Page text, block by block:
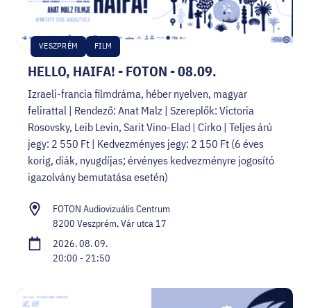
HELLO, HAIFA! - FOTON - 08.09.
VESZPRÉM FILM
Izraeli-francia filmdráma, héber nyelven, magyar
felirattal | Rendező: Anat Malz | Szereplők: Victoria
Rosovsky, Leib Levin, Sarit Vino-Elad | Cirko | Teljes árú
jegy: 2 550 Ft | Kedvezményes jegy: 2 150 Ft (6 éves
korig, diák, nyugdíjas; érvényes kedvezményre jogosító
igazolvány bemutatása esetén)
FOTON Audiovizuális Centrum
8200 Veszprém, Vár utca 17
2026. 08. 09.
20:00 - 21:50